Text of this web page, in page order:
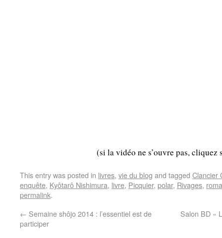
(si la vidéo ne s’ouvre pas, cliquez
This entry was posted in livres, vie du blog and tagged Clancier
enquête, Kyôtarô Nishimura, livre, Picquier, polar, Rivages,
permalink.
← Semaine shôjo 2014 : l’essentiel est de
participer
Salon BD «